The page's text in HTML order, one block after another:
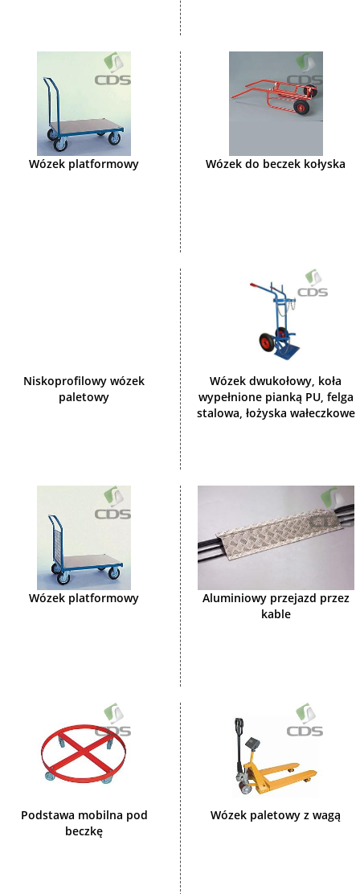
Wózek platformowy Wózek do beczek kołyska
Niskoprofilowy wózek
paletowy
Wózek dwukołowy, koła
wypełnione pianką PU, felga
stalowa, łożyska wałeczkowe
Wózek platformowy
Aluminiowy przejazd przez
kable
Podstawa mobilna pod
beczkę
Wózek paletowy z wagą